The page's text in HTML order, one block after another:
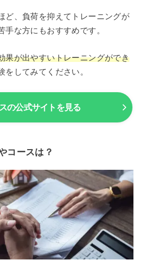
ど、負荷を抑えてトレーニングが
手な方にもおすすめです。
果が出やすいトレーニングができ
をしてみてください。
の公式サイトを見る
コースは？